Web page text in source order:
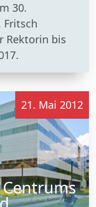
30.
Fritsch
Rektorin bis
21. Mai 2012